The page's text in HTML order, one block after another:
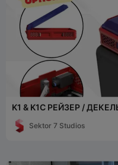
K1 & K1C РЕЙЗЕР /
Sektor 7 Studios